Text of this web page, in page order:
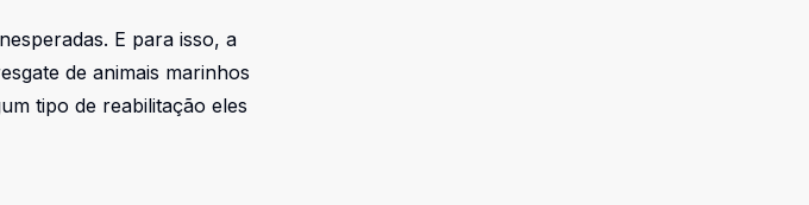
E para isso, a
de animais marinhos
tipo de reabilitação eles